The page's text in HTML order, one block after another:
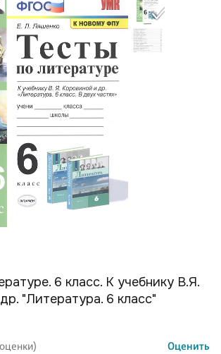
6 класс. К учебнику В.Я.
"Литература. 6 класс"
Оценить